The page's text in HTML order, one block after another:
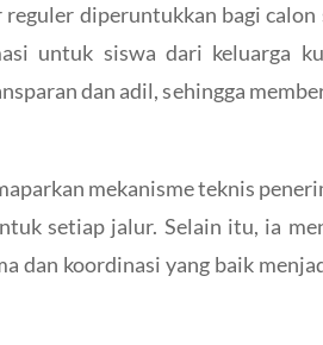
diperuntukkan bagi
untuk siswa dari keluarga
dan adil, sehingga
mekanisme teknis
setiap jalur. Selain itu, ia
dan koordinasi yang baik